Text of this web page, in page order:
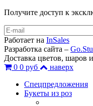
Получите доступ к
Работает на InSales
Разработка сайта –
Доставка цветов, шаров
0 0 руб
наверх
Спецпредложения
Букеты из роз